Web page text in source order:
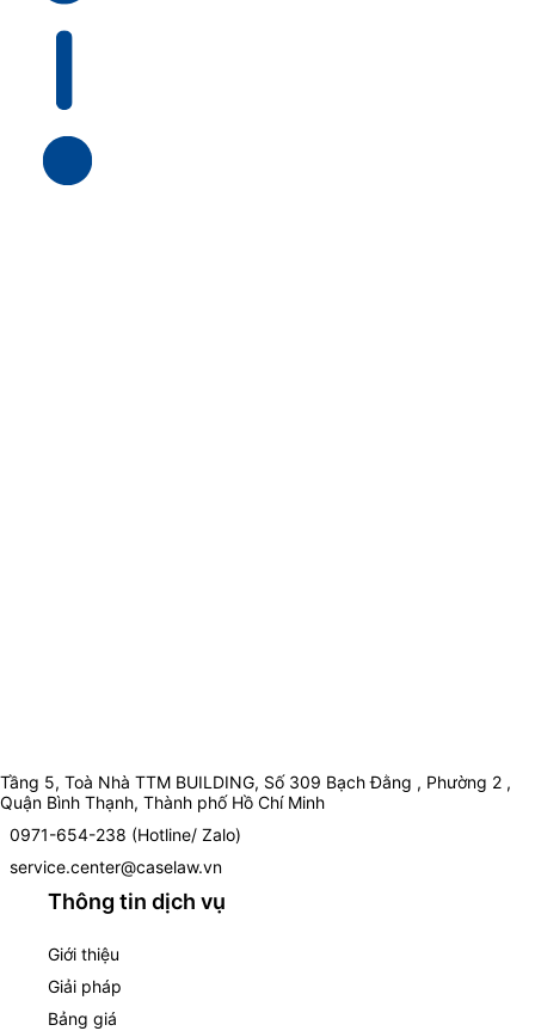
Tầng 5, Toà Nhà TTM BUILDING, Số 309 Bạch Đằng , Phường 2 ,
Quận Bình Thạnh, Thành phố Hồ Chí Minh
0971-654-238 (Hotline/ Zalo)
service.center@caselaw.vn
Thông tin dịch vụ
Giới thiệu
Giải pháp
Bảng giá